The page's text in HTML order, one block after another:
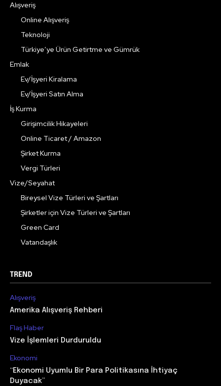
Alışveriş
Online Alışveriş
Teknoloji
Türkiye’ye Ürün Getirtme ve Gümrük
Emlak
Ev/İşyeri Kiralama
Ev/İşyeri Satın Alma
İş Kurma
Girişimcilik Hikayeleri
Online Ticaret / Amazon
Şirket Kurma
Vergi Türleri
Vize/Seyahat
Bireysel Vize Türleri ve Şartları
Şirketler için Vize Türleri ve Şartları
Green Card
Vatandaşlık
TREND
Alışveriş
Amerika Alışveriş Rehberi
Flaş Haber
Vize İşlemleri Durduruldu
Ekonomi
“Ekonomi Uyumlu Bir Para Politikasına İhtiyaç
Duyacak”